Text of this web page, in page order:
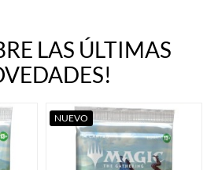
LAS ÚLTIMAS
NUEVO